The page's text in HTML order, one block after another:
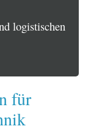
logistischen
für